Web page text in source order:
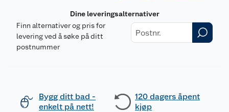
Dine leveringsalternativer
Finn alternativer og pris for
levering ved å søke på ditt
postnummer
Bygg ditt bad -
enkelt på nett!
120 dagers åpent
kjøp